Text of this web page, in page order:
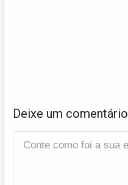
Deixe um comentário